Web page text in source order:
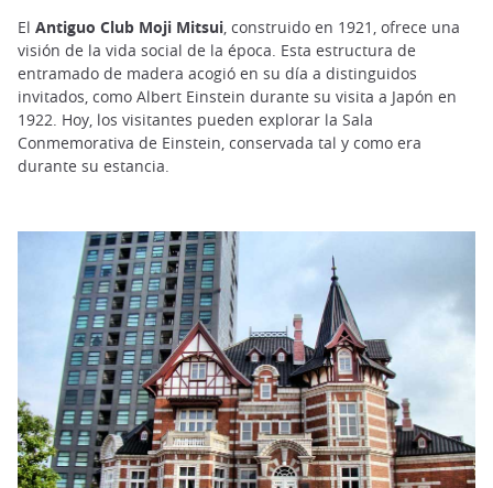
El Antiguo Club Moji Mitsui , construido en 1921, ofrece una
visión de la vida social de la época. Esta estructura de
entramado de madera acogió en su día a distinguidos
invitados, como Albert Einstein durante su visita a Japón en
1922. Hoy, los visitantes pueden explorar la Sala
Conmemorativa de Einstein, conservada tal y como era
durante su estancia.